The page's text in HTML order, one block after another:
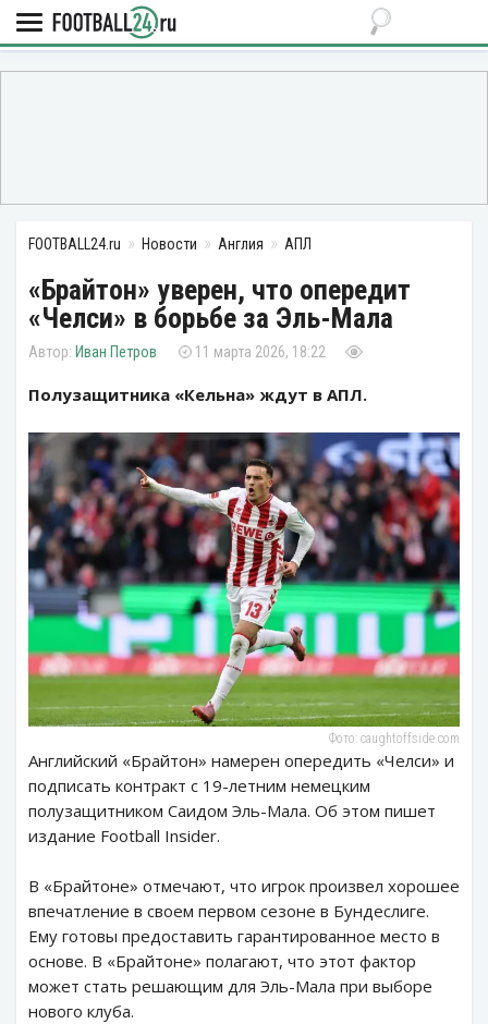
FOOTBALL24.ru Новости Англия АПЛ
«Брайтон» уверен, что опередит
«Челси» в борьбе за Эль-Мала
Иван Петров 11 марта 2026, 18:22
Полузащитника «Кельна» ждут в АПЛ.
Фото: caughtoffside.com
Английский «Брайтон» намерен опередить «Челси» и
подписать контракт с 19-летним немецким
полузащитником Саидом Эль-Мала. Об этом пишет
издание Football Insider.
В «Брайтоне» отмечают, что игрок произвел хорошее
впечатление в своем первом сезоне в Бундеслиге.
Ему готовы предоставить гарантированное место в
основе. В «Брайтоне» полагают, что этот фактор
может стать решающим для Эль-Мала при выборе
нового клуба.